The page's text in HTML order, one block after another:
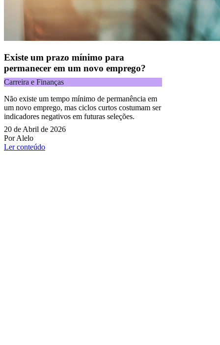
Existe um prazo mínimo para
permanecer em um novo emprego?
Carreira e Finanças
Não existe um tempo mínimo de permanência em
um novo emprego, mas ciclos curtos costumam ser
indicadores negativos em futuras seleções.
20 de Abril de 2026
Por Alelo
Ler conteúdo